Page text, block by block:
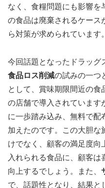
なく、食糧問題にも影響を
の食品は廃棄されるケース
ら対策が求められています。
今回話題となったドラッグ
食品ロス削減の試みの一つ
として、賞味期限間近の食
の店舗で導入されています
に一歩踏み込み、無料で配
加えたのです。この大胆な
けでなく、顧客の満足度向
入れられる食品に、顧客は
向上するでしょう。また、
で、話題性となり、結果と